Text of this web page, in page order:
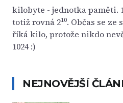
kilobyte - jednotka paměti.
totiž rovná 210. Občas se ze
říká kilo, protože nikdo
1024 :)
NEJNOVĚJŠÍ